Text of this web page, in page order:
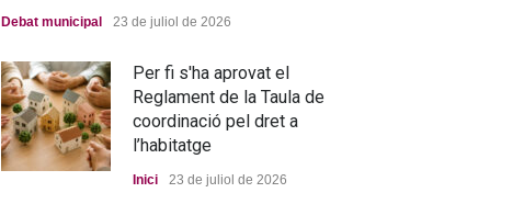
Debat municipal 23 de juliol de 2026
Per fi s'ha aprovat el
Reglament de la Taula de
coordinació pel dret a
l’habitatge
Inici 23 de juliol de 2026